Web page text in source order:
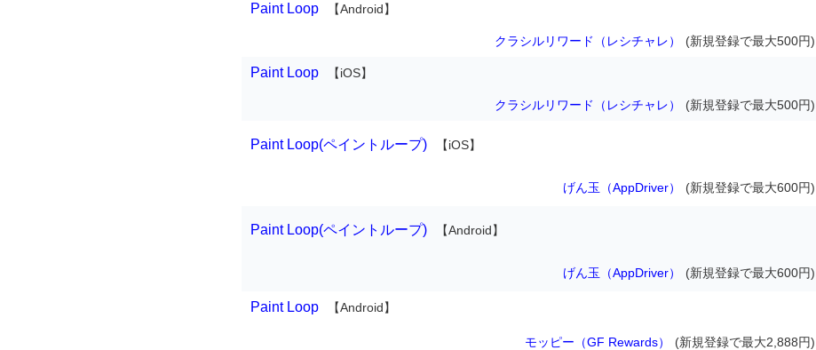
Paint Loop 【Android】
クラシルリワード（レシチャレ） (新規登録で最大500円)
Paint Loop 【iOS】
クラシルリワード（レシチャレ） (新規登録で最大500円)
Paint Loop(ペイントループ) 【iOS】
げん玉（AppDriver） (新規登録で最大600円)
Paint Loop(ペイントループ) 【Android】
げん玉（AppDriver） (新規登録で最大600円)
Paint Loop 【Android】
モッピー（GF Rewards） (新規登録で最大2,888円)